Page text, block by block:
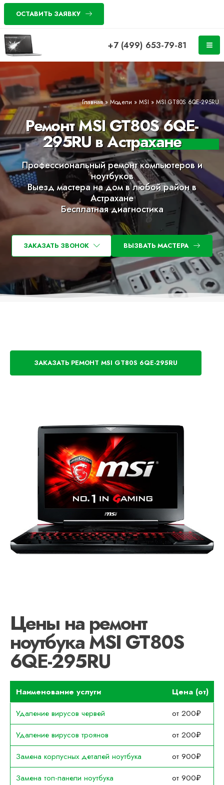
ОСТАВИТЬ ЗАЯВКУ
+7 (499) 653-79-81
Главная» Модели » MSI » MSI GT80S 6QE-295RU
Ремонт MSI GT80S 6QE-
295RU в Астрахане
Профессиональный ремонт компьютеров и
ноутбуков
Выезд мастера на дом в любой район в
Астрахане
Бесплатная диагностика
ЗАКАЗАТЬ ЗВОНОК ВЫЗВАТЬ МАСТЕРА
ЗАКАЗАТЬ РЕМОНТ MSI GT80S 6QE-295RU
Цены на ремонт
ноутбука MSI GT80S
6QE-295RU
Наименование услуги
Цена (от)
Удаление вирусов червей
от 200₽
Удаление вирусов троянов
от 200₽
Замена корпусных деталей ноутбука
от 900₽
Замена топ-панели ноутбука
от 900₽